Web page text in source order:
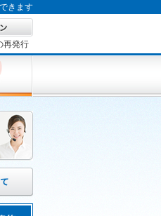
きます
再発行